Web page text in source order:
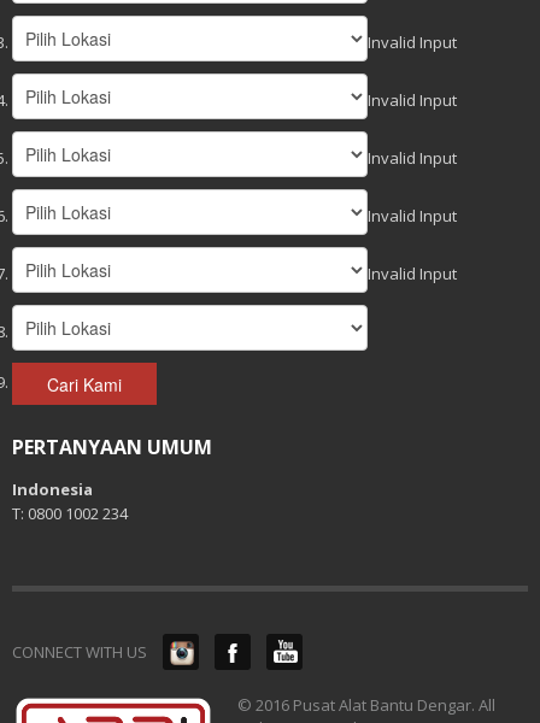
Invalid Input
Invalid Input
Invalid Input
Invalid Input
Invalid Input
Cari Kami
PERTANYAAN UMUM
Indonesia
T: 0800 1002 234
CONNECT WITH US
© 2016 Pusat Alat Bantu Dengar. All